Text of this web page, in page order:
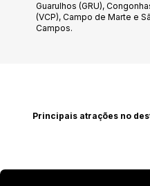
Principais atrações no
Guarulhos (GRU),
(VCP), Campo de Marte e
Campos.